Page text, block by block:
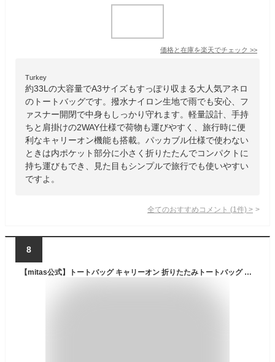
価格と在庫を楽天でチェック >>
Turkey
約33Lの大容量でA3サイズもすっぽり収まる大人気アネロ
のトートバッグです。撥水ナイロン生地で雨でも安心、フ
ァスナー開閉で中身もしっかり守れます。軽量設計、手持
ちと肩掛けの2WAY仕様で荷物も運びやすく、旅行時に便
利なキャリーオン機能も搭載。パッカブル仕様で使わない
ときは内ポケット部分に小さく折りたたんでコンパクトに
持ち運びもでき、見た目もシンプルで旅行でも使いやすい
ですよ。
全てのおすすめコメント (1 件) >
8
【mitas公式】トートバッグ キャリーオン 折りたたみトートバッグ 拡張式 おしゃれ 旅行バッグ レディース メンズ エコバッグ サブバッグ 通勤 通学 機内 持ち込み 買い物 レジバッグ かわいい 大容量 畳める たためる 旅行 旅行鞄 かばん 鞄 A4 収納